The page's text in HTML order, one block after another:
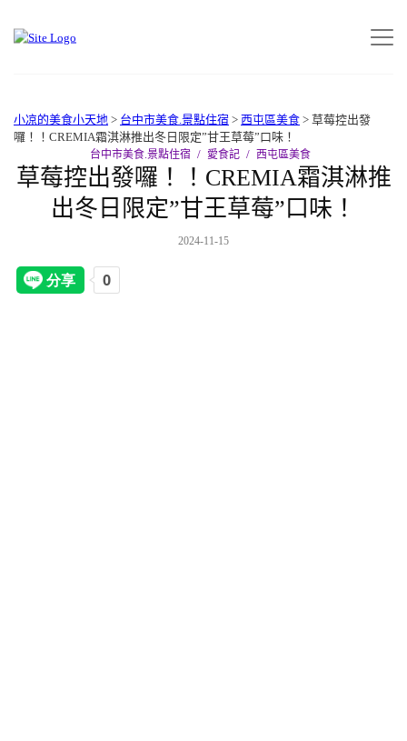
小凉的美食小天地 > 台中市美食.景點住宿 > 西屯區美食 > 草莓控出發
囉！！CREMIA霜淇淋推出冬日限定”甘王草莓”口味！
台中市美食.景點住宿 愛食記 西屯區美食
草莓控出發囉！！CREMIA霜淇淋推
出冬日限定”甘王草莓”口味！
2024-11-15